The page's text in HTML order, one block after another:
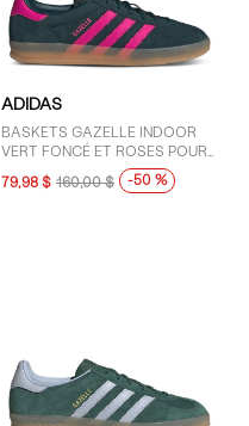
ADIDAS
BASKETS GAZELLE INDOOR
VERT FONCÉ ET ROSES POUR
79,98 $ 160,00 $ -50 %